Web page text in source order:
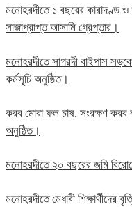
মনোহরদীতে ১ বছরের কারাদণ্ড
সাজাপ্রাপ্ত আসামি গ্রেপ্তার।
মনোহরদীতে সাগরদী বাইপাস
কর্মসূচি অনুষ্ঠিত।
করব মোরা ফল চাষ, সংরক্ষণ করব
অনুষ্ঠিত।
মনোহরদীতে ২০ বছরের জমি
মনোহরদীতে মেধাবী শিক্ষার্থীদের